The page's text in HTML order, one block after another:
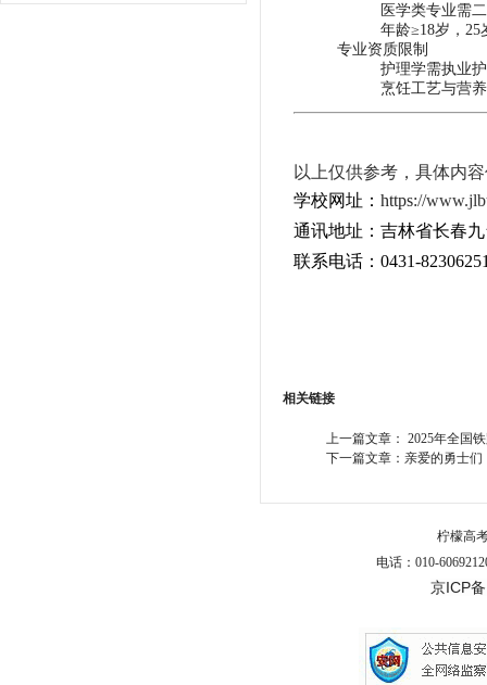
医学类专业需
年龄≥18岁，25
‌专业资质限制‌
护理学需执业
烹饪工艺与营
以上仅供参考，具体内
学校网址： https://
通讯地址：吉林省长春
联系电话：0431-
相关链接
上一篇文章： 2025年全国
下一篇文章： 亲爱的勇士们
柠檬高
电话：010-
京ICP